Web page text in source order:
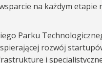
na każdym
Parku
rozwój
i